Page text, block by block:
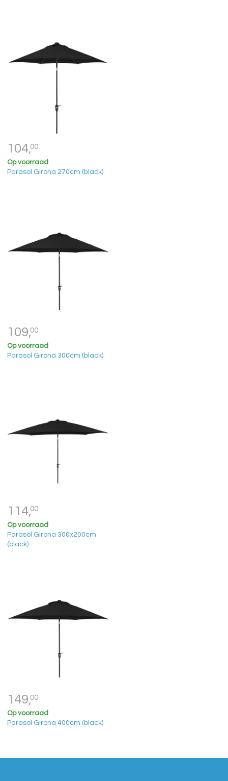
104,00
Op voorraad
Parasol Girona 270cm (black)
109,00
Op voorraad
Parasol Girona 300cm (black)
114,00
Op voorraad
Parasol Girona 300x200cm
(black)
149,00
Op voorraad
Parasol Girona 400cm (black)